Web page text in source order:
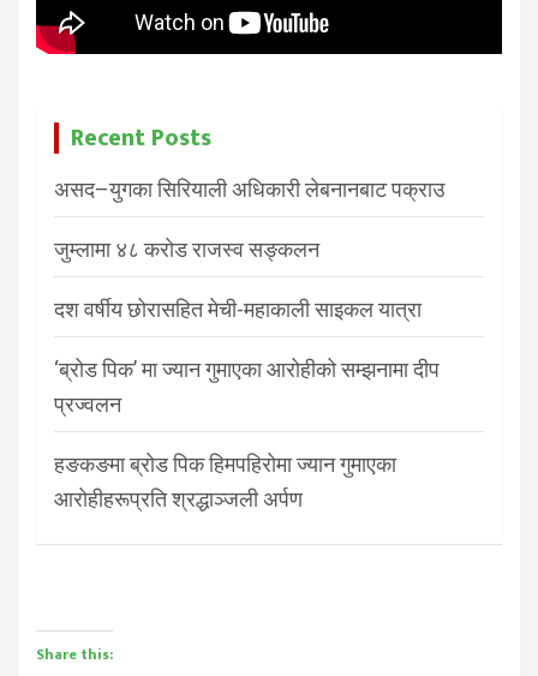
Recent Posts
असद–युगका सिरियाली अधिकारी लेबनानबाट पक्राउ
जुम्लामा ४८ करोड राजस्व सङ्कलन
दश वर्षीय छोरासहित मेची-महाकाली साइकल यात्रा
‘ब्रोड पिक’ मा ज्यान गुमाएका आरोहीको सम्झनामा दीप
प्रज्वलन
हङकङमा ब्रोड पिक हिमपहिरोमा ज्यान गुमाएका
आरोहीहरूप्रति श्रद्धाञ्जली अर्पण
Share this: